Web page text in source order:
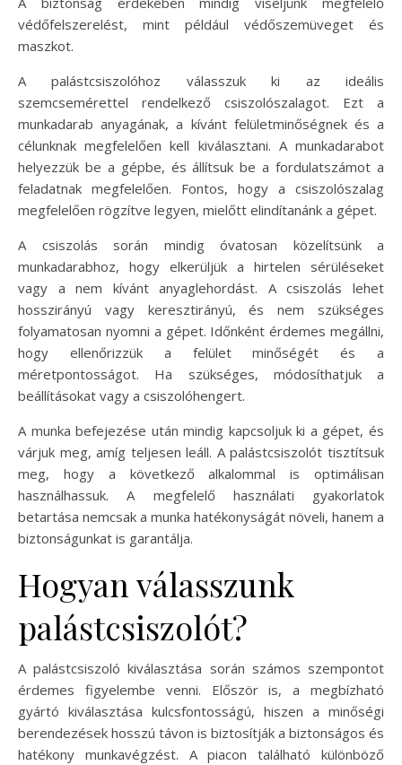
védőfelszerelést, mint például védőszemüveget és
maszkot.
A palástcsiszolóhoz válasszuk ki az ideális
szemcsemérettel rendelkező csiszolószalagot. Ezt a
munkadarab anyagának, a kívánt felületminőségnek és a
célunknak megfelelően kell kiválasztani. A munkadarabot
helyezzük be a gépbe, és állítsuk be a fordulatszámot a
feladatnak megfelelően. Fontos, hogy a csiszolószalag
megfelelően rögzítve legyen, mielőtt elindítanánk a gépet.
A csiszolás során mindig óvatosan közelítsünk a
munkadarabhoz, hogy elkerüljük a hirtelen sérüléseket
vagy a nem kívánt anyaglehordást. A csiszolás lehet
hosszirányú vagy keresztirányú, és nem szükséges
folyamatosan nyomni a gépet. Időnként érdemes megállni,
hogy ellenőrizzük a felület minőségét és a
méretpontosságot. Ha szükséges, módosíthatjuk a
beállításokat vagy a csiszolóhengert.
A munka befejezése után mindig kapcsoljuk ki a gépet, és
várjuk meg, amíg teljesen leáll. A palástcsiszolót tisztítsuk
meg, hogy a következő alkalommal is optimálisan
használhassuk. A megfelelő használati gyakorlatok
betartása nemcsak a munka hatékonyságát növeli, hanem a
biztonságunkat is garantálja.
Hogyan válasszunk
palástcsiszolót?
A palástcsiszoló kiválasztása során számos szempontot
érdemes figyelembe venni. Először is, a megbízható
gyártó kiválasztása kulcsfontosságú, hiszen a minőségi
berendezések hosszú távon is biztosítják a biztonságos és
hatékony munkavégzést. A piacon található különböző